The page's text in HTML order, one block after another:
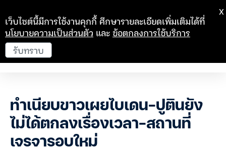
ทำเนียบขาวเผยไบเดน-ปูตินยัง
ไม่ได้ตกลงเรื่องเวลา-สถานที่
เจรจารอบใหม่
เว็บไซต์นี้มีการใช้งานคุกกี้ ศึกษารายละเอียดเพิ่มเติมได้ที่
นโยบายความเป็นส่วนตัว และข้อตกลงการใช้บริการ
รับทราบ
X